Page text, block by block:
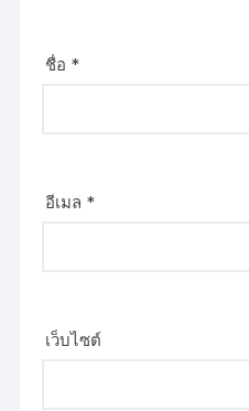
ชื่อ *
อีเมล *
เว็บไซต์